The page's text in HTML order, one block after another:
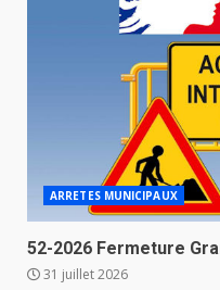
ARRETES MUNICIPAUX
52-2026 Fermeture
31 juillet 2026